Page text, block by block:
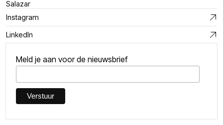
Salazar
Instagram
LinkedIn
Meld je aan voor de nieuwsbrief